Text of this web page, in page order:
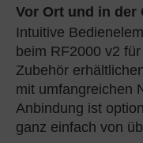
Vor Ort und in
Intuitive
beim RF2000 v2
Zubehör
mit umfangreichen
Anbindung ist
ganz einfach von